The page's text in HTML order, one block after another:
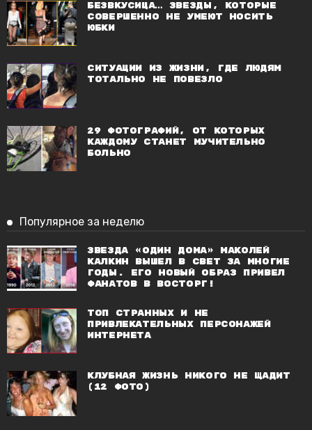
Безвкусица… Звезды, которые
совершенно не умеют носить
юбки
Ситуации из жизни, где людям
тотально не повезло
29 фотографий, от которых
каждому станет мучительно
больно
Популярное за неделю
Звезда «Один дома» Маколей
Калкин вышел в свет за многие
годы. Его новый образ привел
фанатов в восторг!
Топ странных и не
привлекательных персонажей
Интернета
Клубная жизнь никого не щадит
(12 фото)